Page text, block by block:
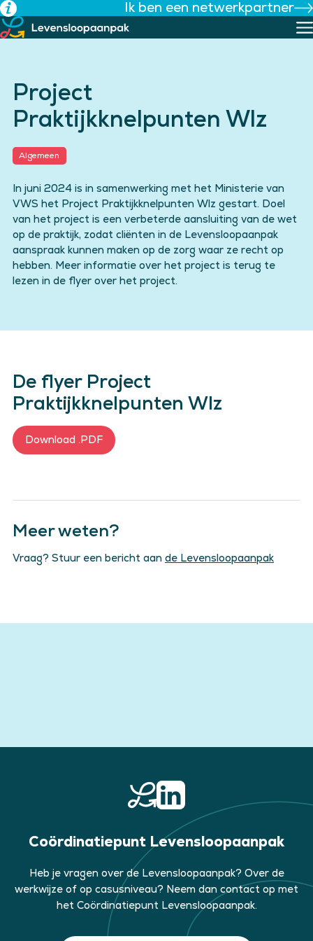
Ga
naar
de
Ik ben een netwerkpartner
Project
Praktijkknelpunten Wlz
Algemeen
In juni 2024 is in samenwerking met het Ministerie van
VWS het Project Praktijkknelpunten Wlz gestart. Doel
van het project is een verbeterde aansluiting van de wet
op de praktijk, zodat cliënten in de Levensloopaanpak
aanspraak kunnen maken op de zorg waar ze recht op
hebben. Meer informatie over het project is terug te
lezen in de flyer over het project.
De flyer Project
Praktijkknelpunten Wlz
Download .PDF
Meer weten?
Vraag? Stuur een bericht aan de Levensloopaanpak
Coördinatiepunt Levensloopaanpak
Heb je vragen over de Levensloopaanpak? Over de
werkwijze of op casusniveau? Neem dan contact op met
het Coördinatiepunt Levensloopaanpak.